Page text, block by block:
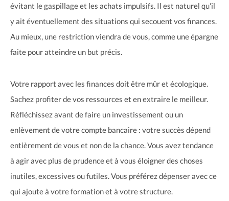
évitant le gaspillage et les achats impulsifs. Il est naturel qu'il
y ait éventuellement des situations qui secouent vos finances.
Au mieux, une restriction viendra de vous, comme une épargne
faite pour atteindre un but précis.
Votre rapport avec les finances doit être mûr et écologique.
Sachez profiter de vos ressources et en extraire le meilleur.
Réfléchissez avant de faire un investissement ou un
enlèvement de votre compte bancaire : votre succès dépend
entièrement de vous et non de la chance. Vous avez tendance
à agir avec plus de prudence et à vous éloigner des choses
inutiles, excessives ou futiles. Vous préférez dépenser avec ce
qui ajoute à votre formation et à votre structure.